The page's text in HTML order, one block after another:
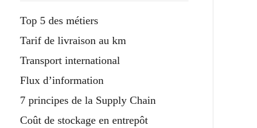
Top 5 des métiers
Tarif de livraison au km
Transport international
Flux d’information
7 principes de la Supply Chain
Coût de stockage en entrepôt